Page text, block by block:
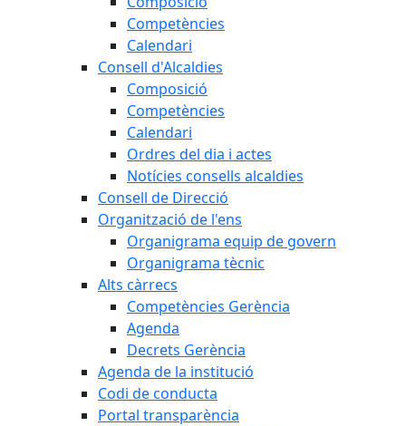
Competències
Calendari
Consell d'Alcaldies
Composició
Competències
Calendari
Ordres del dia i actes
Notícies consells alcaldies
Consell de Direcció
Organització de l'ens
Organigrama equip de govern
Organigrama tècnic
Alts càrrecs
Competències Gerència
Agenda
Decrets Gerència
Agenda de la institució
Codi de conducta
Portal transparència